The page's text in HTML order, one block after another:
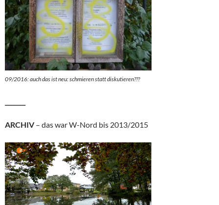
09/2016: auch das ist neu: schmieren statt diskutieren???
ARCHIV– das war W-Nord bis 2013/2015